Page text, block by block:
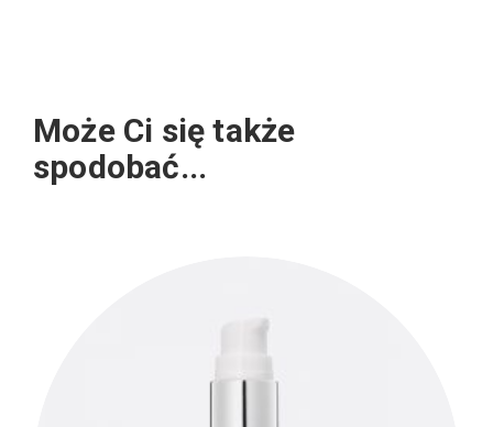
Może Ci się także
spodobać...